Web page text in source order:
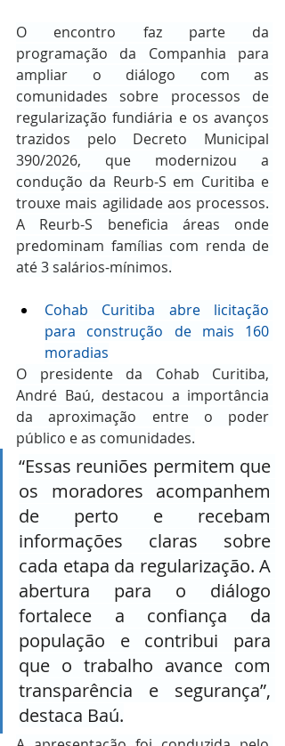
O encontro faz parte da
programação da Companhia para
ampliar o diálogo com as
comunidades sobre processos de
regularização fundiária e os avanços
trazidos pelo Decreto Municipal
390/2026, que modernizou a
condução da Reurb-S em Curitiba e
trouxe mais agilidade aos processos.
A Reurb-S beneficia áreas onde
predominam famílias com renda de
até 3 salários-mínimos.
Cohab Curitiba abre licitação
para construção de mais 160
moradias
O presidente da Cohab Curitiba,
André Baú, destacou a importância
da aproximação entre o poder
público e as comunidades.
“Essas reuniões permitem que
os moradores acompanhem
de perto e recebam
informações claras sobre
cada etapa da regularização. A
abertura para o diálogo
fortalece a confiança da
população e contribui para
que o trabalho avance com
transparência e segurança”,
destaca Baú.